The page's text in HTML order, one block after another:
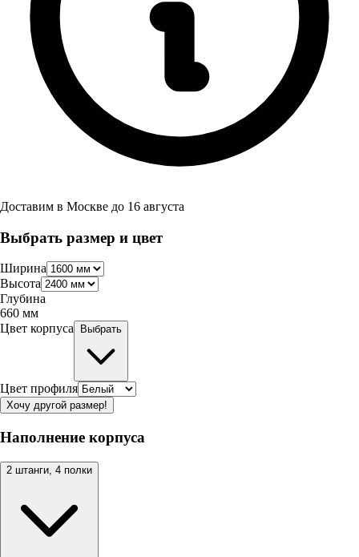
Доставим в Москве до 16 августа
Выбрать размер и цвет
Ширина
Высота
Глубина
660 мм
Цвет корпуса
Выбрать
Цвет профиля
Хочу другой размер!
Наполнение корпуса
2 штанги, 4 полки